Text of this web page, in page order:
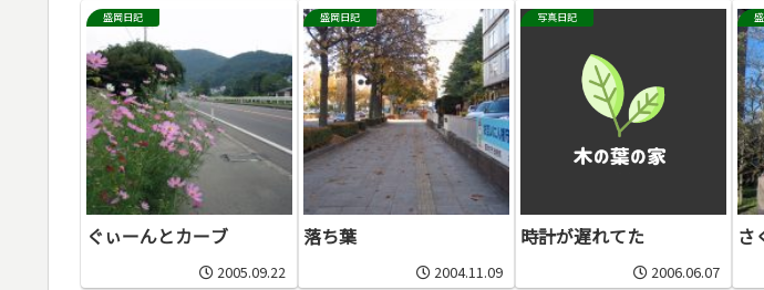
盛岡日記
ぐぃーんとカーブ
2005.09.22
盛岡日記
落ち葉
2004.11.09
写真日記
時計が遅れてた
2006.06.07
さ